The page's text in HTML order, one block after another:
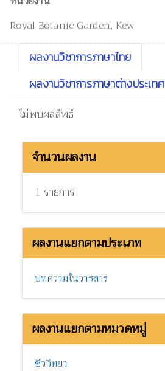
Royal Botanic Garden, Kew
ผลงานวิชาการภาษาไทย
ผลงานวิชาการภาษาต่างประเทศ
ไม่พบผลลัพธ์
จำนวนผลงาน
1 รายการ
ผลงานแยกตามประเภท
บทความในวารสาร
ผลงานแยกตามหมวดหมู่
ชีววิทยา